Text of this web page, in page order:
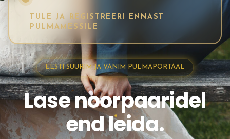
TULE JA REGISTREERI ENNAST
PULMAMESSILE
EESTI SUURIM JA VANIM PULMAPORTAAL
Lase noorpaaridel
end leida.